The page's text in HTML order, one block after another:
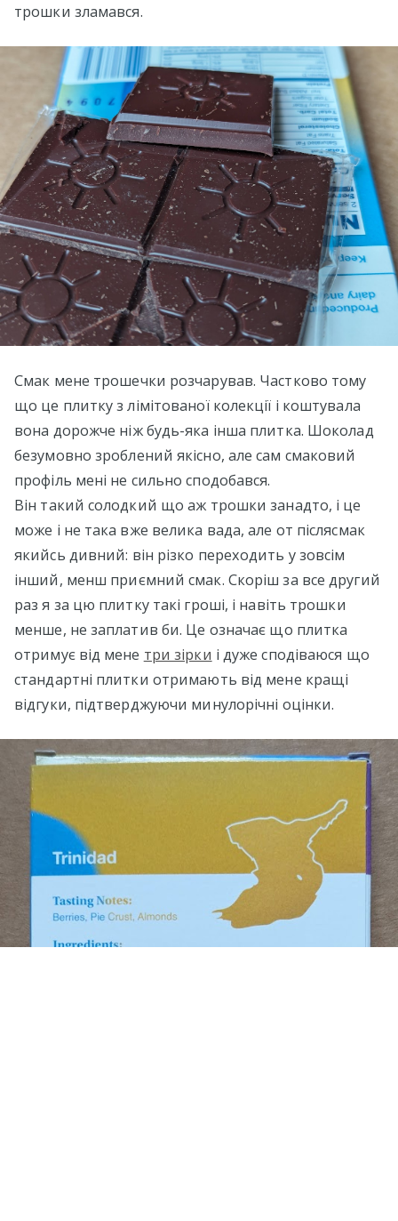
трошки зламався.
Смак мене трошечки розчарував. Частково тому
що це плитку з лімітованої колекції і коштувала
вона дорожче ніж будь-яка інша плитка. Шоколад
безумовно зроблений якісно, але сам смаковий
профіль мені не сильно сподобався.
Він такий солодкий що аж трошки занадто, і це
може і не така вже велика вада, але от післясмак
якийсь дивний: він різко переходить у зовсім
інший, менш приємний смак. Скоріш за все другий
раз я за цю плитку такі гроші, і навіть трошки
менше, не заплатив би. Це означає що плитка
отримує від мене три зірки і дуже сподіваюся що
стандартні плитки отримають від мене кращі
відгуки, підтверджуючи минулорічні оцінки.